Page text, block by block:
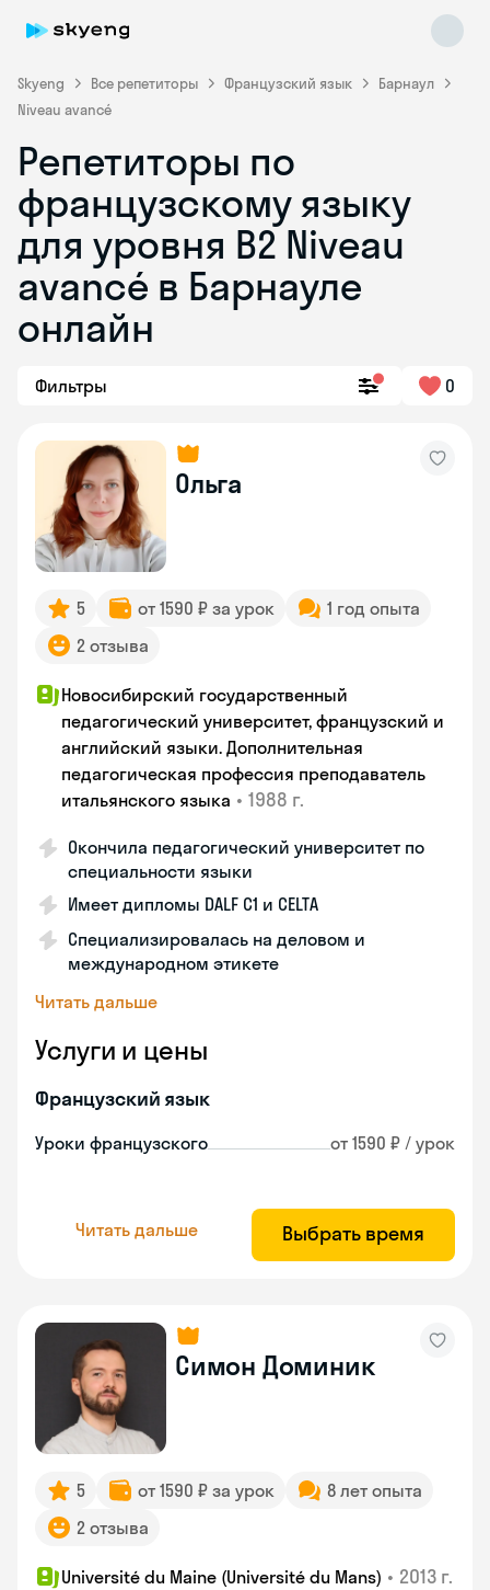
Skyeng Все репетиторы Французский язык
Барнаул
Niveau avancé
Репетиторы по
французскому языку
для уровня B2 Niveau
avancé в Барнауле
онлайн
Фильтры 0
Ольга
5 от 1590 ₽ за урок
1 год опыта
2 отзыва
Новосибирский государственный
педагогический университет, французский и
английский языки. Дополнительная
педагогическая профессия преподаватель
итальянского языка • 1988 г.
Окончила педагогический университет по
специальности языки
Имеет дипломы DALF C1 и CELTA
Специализировалась на деловом и
международном этикете
Читать дальше
Услуги и цены
Французский язык
Уроки французского от 1590 ₽ / урок
Читать дальше Выбрать время
Симон Доминик
5 от 1590 ₽ за урок
8 лет опыта
2 отзыва
Université du Maine (Université du Mans) • 2013 г.
Skyeng Chat